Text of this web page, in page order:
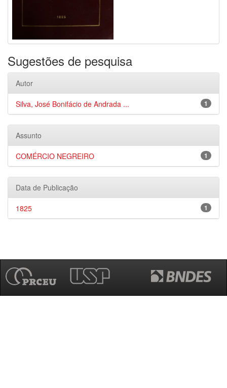
Sugestões de pesquisa
Autor
1
Silva, José Bonifácio de Andrada ...
Assunto
1
COMÉRCIO NEGREIRO
Data de Publicação
1
1825